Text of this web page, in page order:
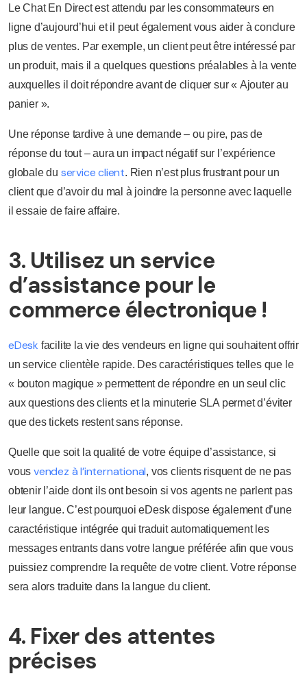
Le Chat En Direct est attendu par les consommateurs en
ligne d’aujourd’hui et il peut également vous aider à conclure
plus de ventes. Par exemple, un client peut être intéressé par
un produit, mais il a quelques questions préalables à la vente
auxquelles il doit répondre avant de cliquer sur « Ajouter au
panier ».
Une réponse tardive à une demande – ou pire, pas de
réponse du tout – aura un impact négatif sur l’expérience
globale du service client. Rien n’est plus frustrant pour un
client que d’avoir du mal à joindre la personne avec laquelle
il essaie de faire affaire.
3. Utilisez un service
d’assistance pour le
commerce électronique !
eDesk facilite la vie des vendeurs en ligne qui souhaitent offrir
un service clientèle rapide. Des caractéristiques telles que le
« bouton magique » permettent de répondre en un seul clic
aux questions des clients et la minuterie SLA permet d’éviter
que des tickets restent sans réponse.
Quelle que soit la qualité de votre équipe d’assistance, si
vous vendez à l’international, vos clients risquent de ne pas
obtenir l’aide dont ils ont besoin si vos agents ne parlent pas
leur langue. C’est pourquoi eDesk dispose également d’une
caractéristique intégrée qui traduit automatiquement les
messages entrants dans votre langue préférée afin que vous
puissiez comprendre la requête de votre client. Votre réponse
sera alors traduite dans la langue du client.
4. Fixer des attentes
précises